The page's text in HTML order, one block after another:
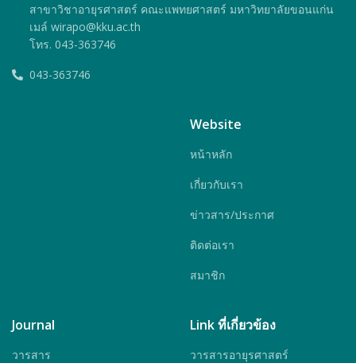
สาขาวิชาอายุรศาสตร์ คณะแพทยศาสตร์ มหาวิทยาลัยขอนแก่น
เมล์ wirapo@kku.ac.th
โทร. 043-363746
043-363746
Website
หน้าหลัก
เกี่ยวกับเรา
ข่าวสาร/ประกาศ
ติดต่อเรา
สมาชิก
Journal
วารสาร
Link ที่เกี่ยวข้อง
วารสารอายุรศาสตร์